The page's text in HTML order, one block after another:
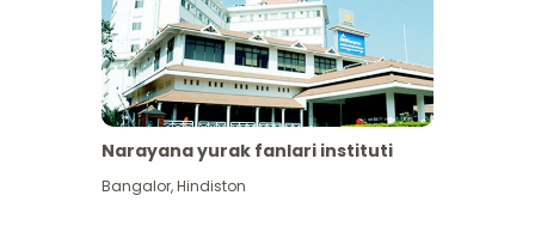
Narayana yurak fanlari instituti
Bangalor,Hindiston